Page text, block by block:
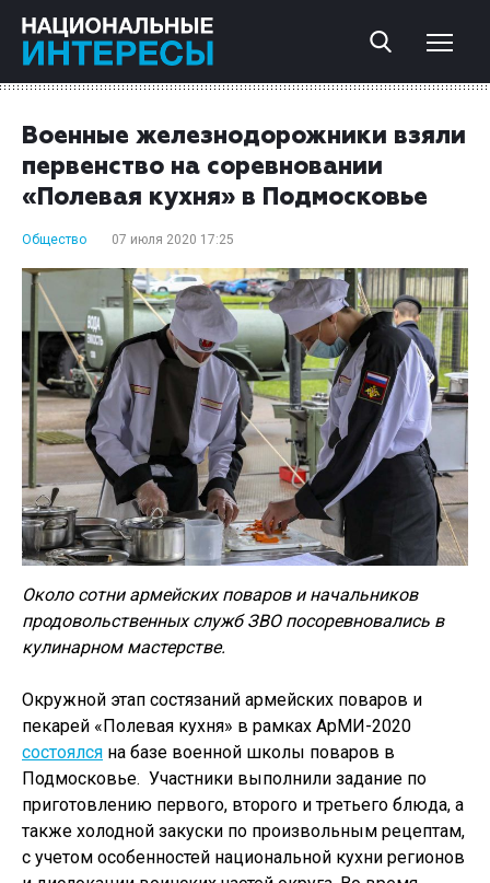
Военные железнодорожники взяли
первенство на соревновании
«Полевая кухня» в Подмосковье
Общество 07 июля 2020 17:25
Около сотни армейских поваров и начальников
продовольственных служб ЗВО посоревновались в
кулинарном мастерстве.
Окружной этап состязаний армейских поваров и
пекарей «Полевая кухня» в рамках АрМИ-2020
состоялся на базе военной школы поваров в
Подмосковье. Участники выполнили задание по
приготовлению первого, второго и третьего блюда, а
также холодной закуски по произвольным рецептам,
с учетом особенностей национальной кухни регионов